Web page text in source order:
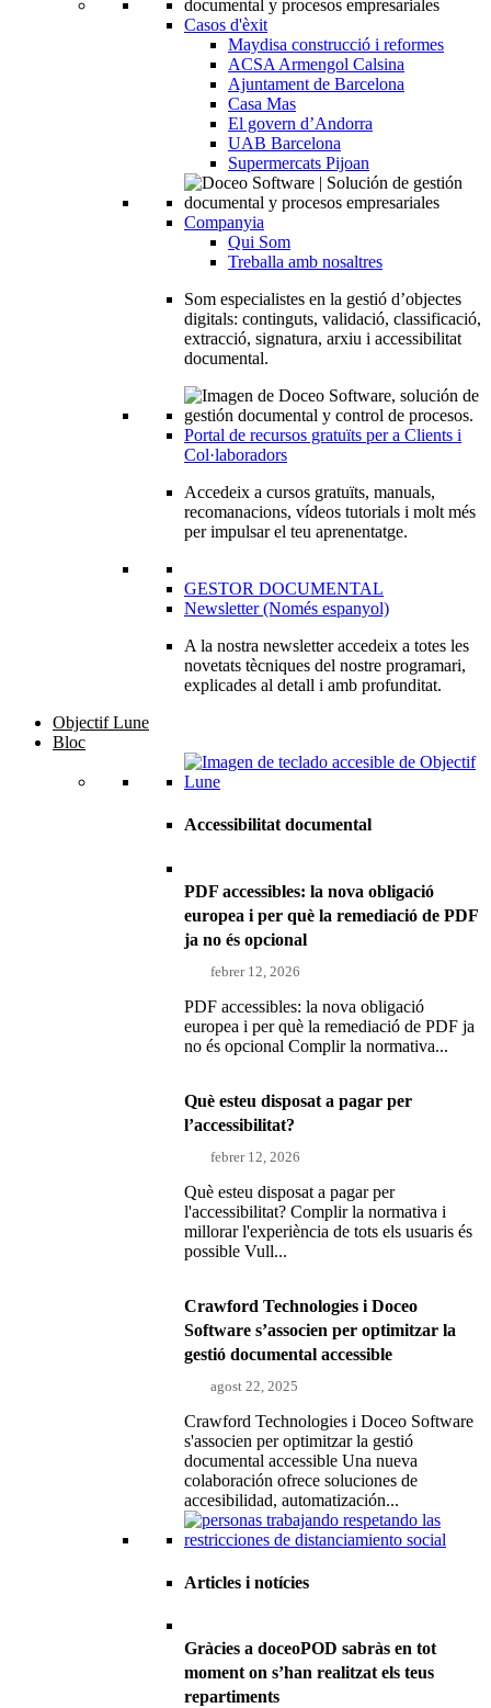
Casos d'èxit
Maydisa construcció i reformes
ACSA Armengol Calsina
Ajuntament de Barcelona
Casa Mas
El govern d’Andorra
UAB Barcelona
Supermercats Pijoan
Companyia
Qui Som
Treballa amb nosaltres
Som especialistes en la gestió d’objectes
digitals: continguts, validació, classificació,
extracció, signatura, arxiu i accessibilitat
documental.
Portal de recursos gratuïts per a Clients i
Col·laboradors
Accedeix a cursos gratuïts, manuals,
recomanacions, vídeos tutorials i molt més
per impulsar el teu aprenentatge.
GESTOR DOCUMENTAL
Newsletter (Només espanyol)
A la nostra newsletter accedeix a totes les
novetats tècniques del nostre programari,
explicades al detall i amb profunditat.
Objectif Lune
Bloc
Accessibilitat documental
PDF accessibles: la nova obligació
europea i per què la remediació de PDF
ja no és opcional
febrer 12, 2026
PDF accessibles: la nova obligació
europea i per què la remediació de PDF ja
no és opcional Complir la normativa...
Què esteu disposat a pagar per
l’accessibilitat?
febrer 12, 2026
Què esteu disposat a pagar per
l'accessibilitat? Complir la normativa i
millorar l'experiència de tots els usuaris és
possible Vull...
Crawford Technologies i Doceo
Software s’associen per optimitzar la
gestió documental accessible
agost 22, 2025
Crawford Technologies i Doceo Software
s'associen per optimitzar la gestió
documental accessible Una nueva
colaboración ofrece soluciones de
accesibilidad, automatización...
Articles i notícies
Gràcies a doceoPOD sabràs en tot
moment on s’han realitzat els teus
repartiments